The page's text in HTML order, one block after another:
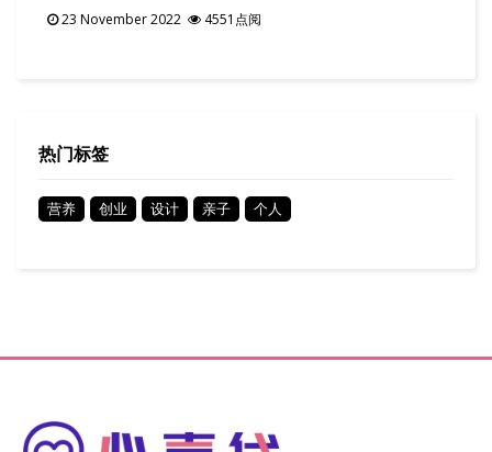
23 November 2022 4551点阅
热门标签
营养 创业 设计 亲子 个人